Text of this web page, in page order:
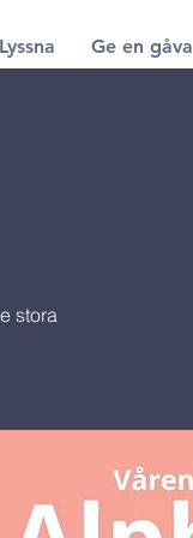
Lyssna Ge en gåva
stora